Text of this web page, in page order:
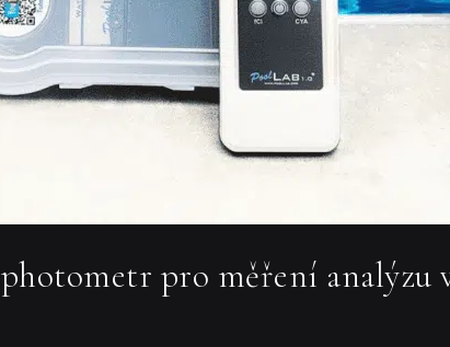
pro měření analýzu